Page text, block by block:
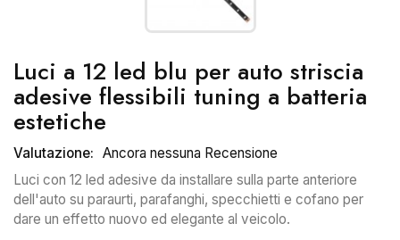
Luci a 12 led blu per auto striscia
adesive flessibili tuning a batteria
estetiche
Valutazione: Ancora nessuna Recensione
Luci con 12 led adesive da installare sulla parte anteriore
dell'auto su paraurti, parafanghi, specchietti e cofano per
dare un effetto nuovo ed elegante al veicolo.